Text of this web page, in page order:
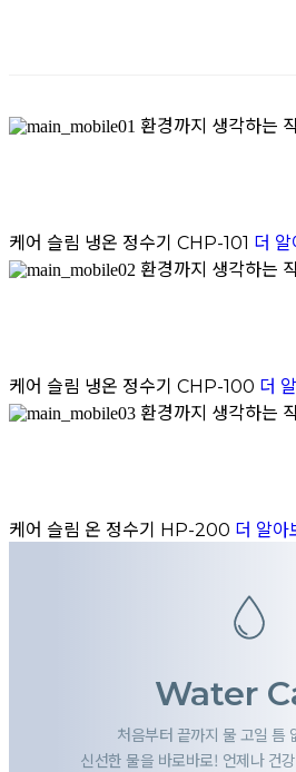
환경까지 생각하는
케어 슬림 냉온 정수기 CHP-101 더
환경까지 생각하는
케어 슬림 냉온 정수기 CHP-100 더
환경까지 생각하는
케어 슬림 온 정수기 HP-200 더 알아
Water
처음부터 끝까지 물 고일 틈
신선한 물을 바로바로! 언제나 건